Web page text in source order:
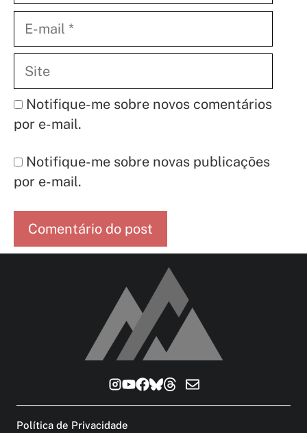
mail
Notifique-me sobre novos comentários
por e-mail.
Notifique-me sobre novas publicações
por e-mail.
Política de Privacidade